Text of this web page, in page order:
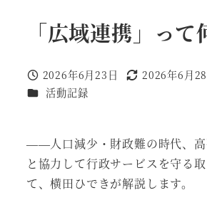
「広域連携」って
投稿日
2026年6月23日
更新日
2026年6月
カテゴリー
活動記録
——人口減少・財政難の時代、
と協力して行政サービスを守る
て、横田ひできが解説します。